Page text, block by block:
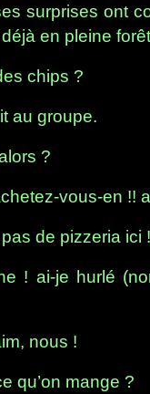
surprises ont
en pleine
chips ?
au groupe.
?
vous-en !!
pas de pizzeria
! ai-je hurlé
nous !
qu’on mange ?